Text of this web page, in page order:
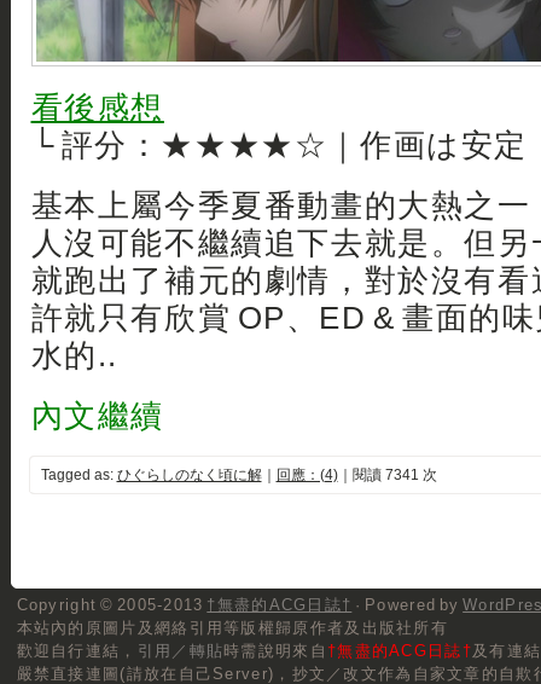
看後感想
└ 評分：★★★★☆｜作画は安定
基本上屬今季夏番動畫的大熱之
人沒可能不繼續追下去就是。但
就跑出了補元的劇情，對於沒有
許就只有欣賞 OP、ED & 畫面的
水的..
內文繼續
Tagged as: ひぐらしのなく頃に解｜ 回應：(4)｜閱讀 7341 次
Copyright © 2005-2013 †無盡的ACG日誌† · Powered by
本站內的原圖片及網絡引用等版權歸原作者及出版社所有
歡迎自行連結， 引用／轉貼時需說明來自 †無盡的ACG日誌†及有連
嚴禁直接連圖(請放在自己Server)，抄文／改文作為自家文章的自欺